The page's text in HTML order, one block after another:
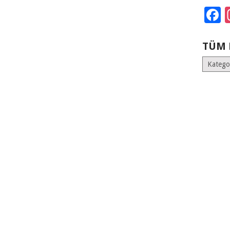
TÜM
Tüm